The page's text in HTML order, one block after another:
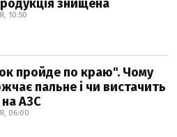
знищена
10:50
пройде по краю". Чому
пальне і чи вистачить
АЗС
06:00